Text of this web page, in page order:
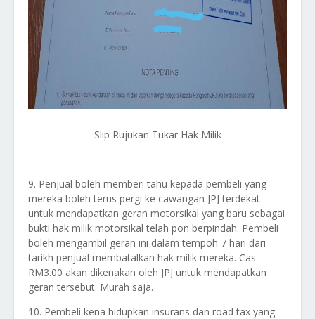
Slip Rujukan Tukar Hak Milik
9. Penjual boleh memberi tahu kepada pembeli yang
mereka boleh terus pergi ke cawangan JPJ terdekat
untuk mendapatkan geran motorsikal yang baru sebagai
bukti hak milik motorsikal telah pon berpindah. Pembeli
boleh mengambil geran ini dalam tempoh 7 hari dari
tarikh penjual membatalkan hak milik mereka. Cas
RM3.00 akan dikenakan oleh JPJ untuk mendapatkan
geran tersebut. Murah saja.
10. Pembeli kena hidupkan insurans dan road tax yang